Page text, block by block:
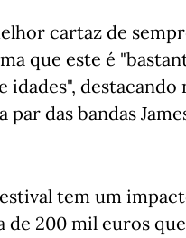
cartaz de
que este é
idades",
das bandas
tem um
200 mil euros